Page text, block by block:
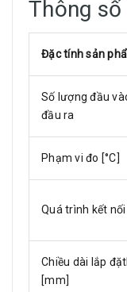
Thông
Đặc tính sản
Số lượng đầu
đầu ra
Phạm vi đo [°C]
Quá trình kết nối
Chiều dài lắp
[mm]